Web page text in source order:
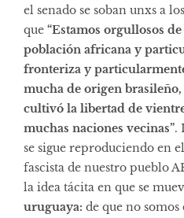
el senado se soban unxs a
que “Estamos orgullosos
población africana y
fronteriza y
mucha de origen
cultivó la libertad de
muchas naciones vecinas”.
se sigue reproduciendo en
fascista de nuestro pueblo
la idea tácita en que se
uruguaya: de que no